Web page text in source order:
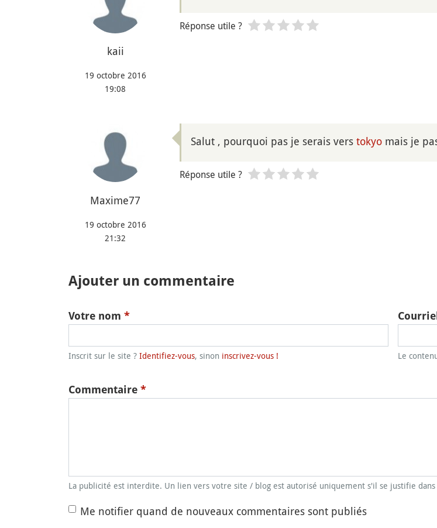
kaii
19 octobre 2016
19:08
Réponse utile ?
Maxime77
19 octobre 2016
21:32
Salut , pourquoi pas je serais vers tokyo mais je
Réponse utile ?
Ajouter un commentaire
Votre nom *
Inscrit sur le site ? Identifiez-vous, sinon inscrivez-vous !
Courriel
Le
Commentaire *
La publicité est interdite. Un lien vers votre site / blog est autorisé uniquement s'il se justifie
Me notifier quand de nouveaux commentaires sont publiés